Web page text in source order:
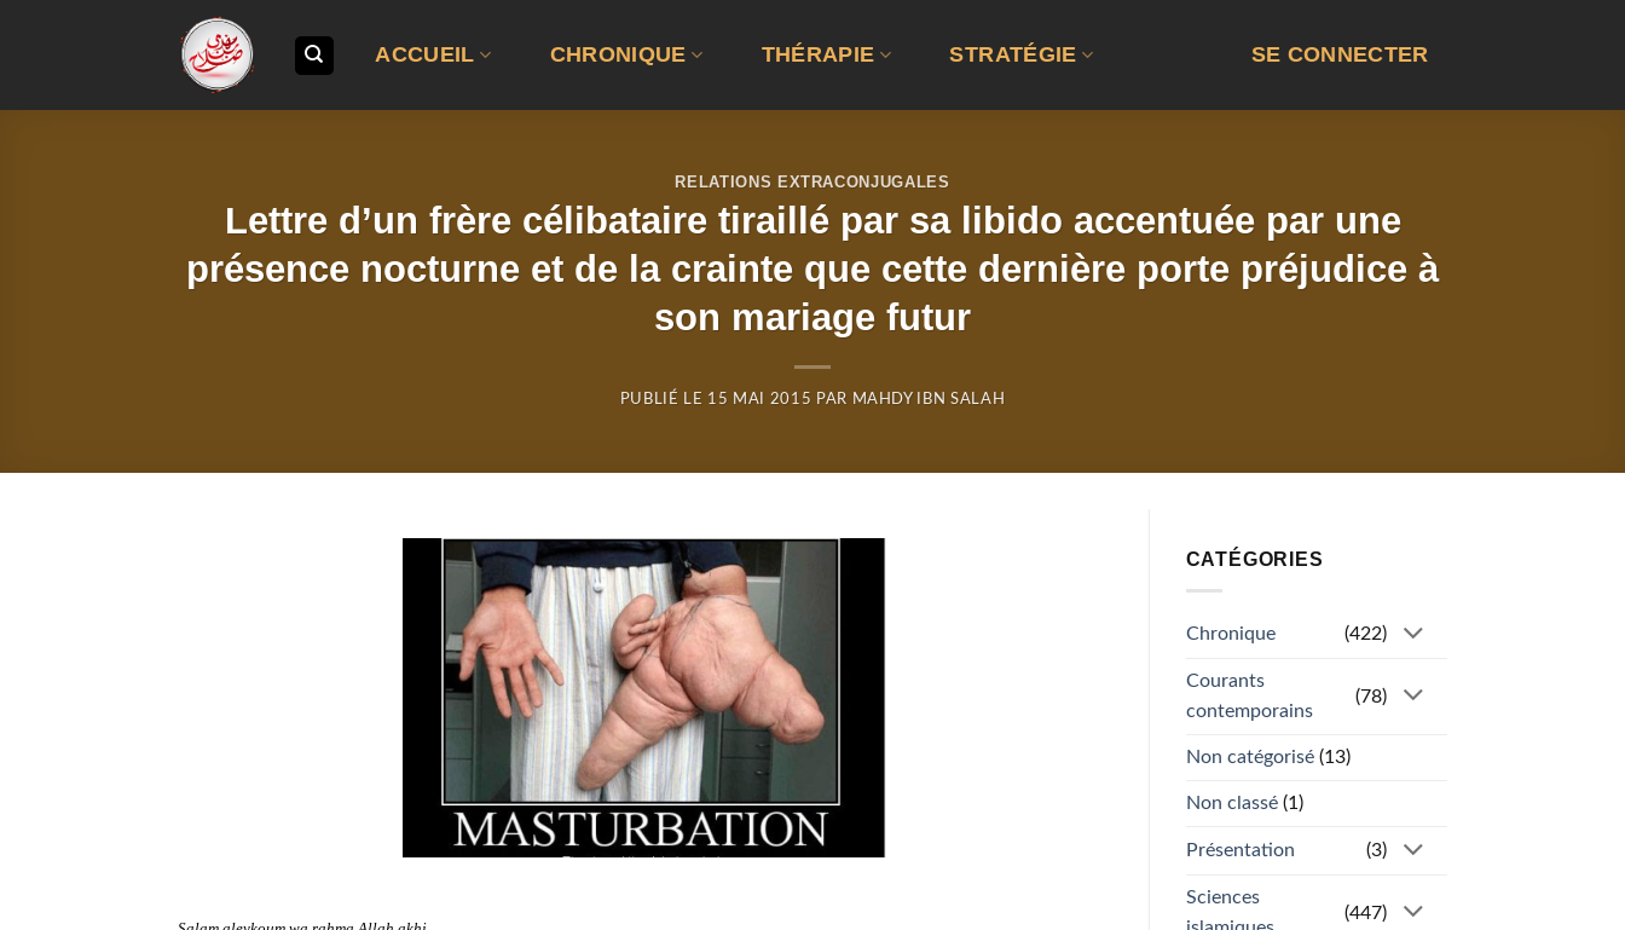
ACCUEIL CHRONIQUE THÉRAPIE STRATÉGIE SE CONNECTER
RELATIONS EXTRACONJUGALES
Lettre d’un frère célibataire tiraillé par sa libido accentuée par une
présence nocturne et de la crainte que cette dernière porte préjudice à
son mariage futur
PUBLIÉ LE 15 MAI 2015 PAR MAHDY IBN SALAH
CATÉGORIES
Chronique (422)
Courants
contemporains
(78)
Non catégorisé(13)
Non classé(1)
Présentation (3)
Sciences
(447)